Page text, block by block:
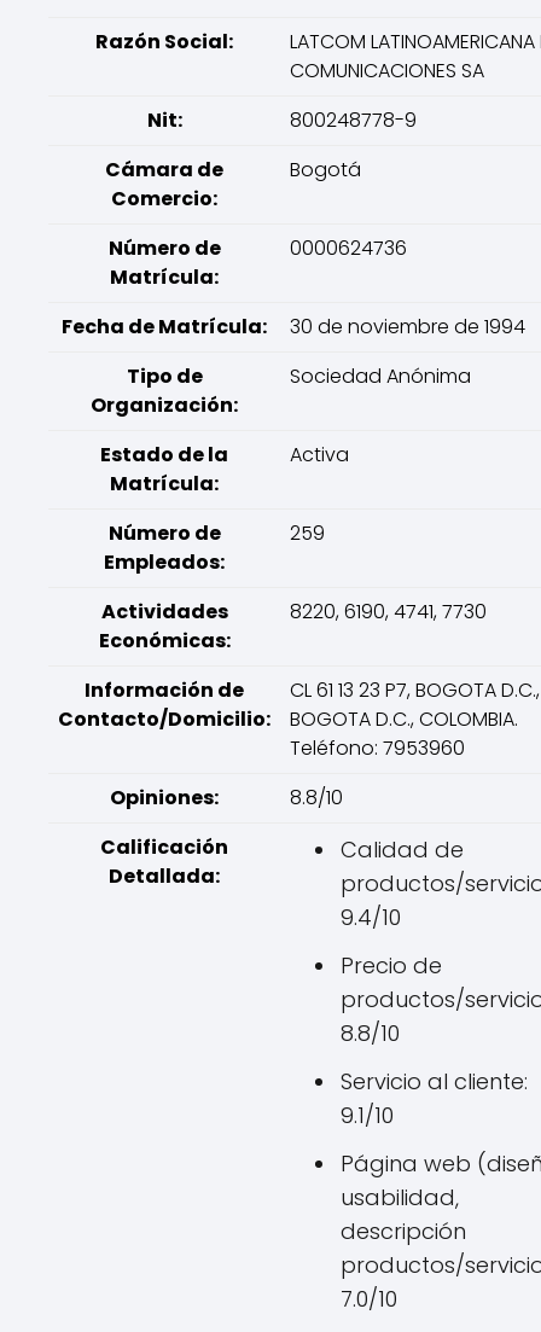
Razón Social:
LATCOM LATINOAMERICANA
COMUNICACIONES SA
Nit:
800248778-9
Cámara de
Comercio:
Bogotá
Número de
Matrícula:
0000624736
Fecha de Matrícula:
30 de noviembre de 1994
Tipo de
Organización:
Sociedad Anónima
Estado de la
Matrícula:
Activa
Número de
Empleados:
259
Actividades
Económicas:
8220, 6190, 4741, 7730
Información de
Contacto/Domicilio:
CL 61 13 23 P7, BOGOTA D.C.,
BOGOTA D.C., COLOMBIA.
Teléfono: 7953960
Opiniones:
8.8/10
Calificación
Detallada:
Calidad de
productos/
9.4/10
Precio de
productos/
8.8/10
Servicio al cliente:
9.1/10
Página web
usabilidad,
descripción
productos/
7.0/10